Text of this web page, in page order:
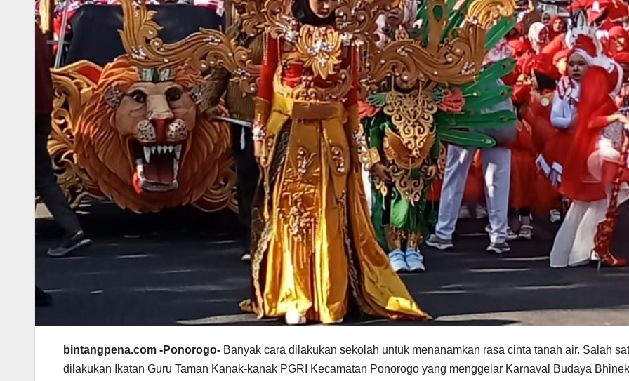
bintangpena.com -Ponorogo- Banyak cara dilakukan sekolah untuk menanamkan rasa cinta tanah air. Salah
dilakukan Ikatan Guru Taman Kanak-kanak PGRI Kecamatan Ponorogo yang menggelar Karnaval Budaya